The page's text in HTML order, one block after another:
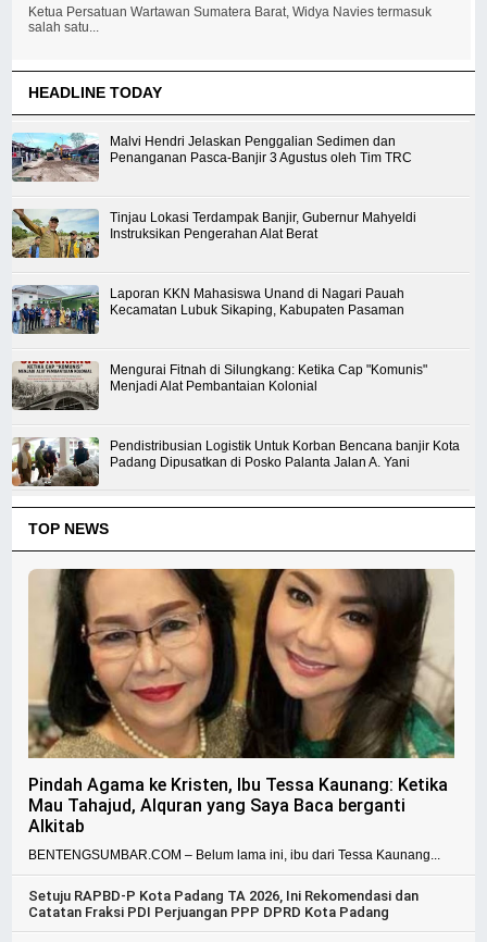
Ketua Persatuan Wartawan Sumatera Barat, Widya Navies termasuk
salah satu...
HEADLINE TODAY
Malvi Hendri Jelaskan Penggalian Sedimen dan
Penanganan Pasca-Banjir 3 Agustus oleh Tim TRC
Tinjau Lokasi Terdampak Banjir, Gubernur Mahyeldi
Instruksikan Pengerahan Alat Berat
Laporan KKN Mahasiswa Unand di Nagari Pauah
Kecamatan Lubuk Sikaping, Kabupaten Pasaman
Mengurai Fitnah di Silungkang: Ketika Cap "Komunis"
Menjadi Alat Pembantaian Kolonial
Pendistribusian Logistik Untuk Korban Bencana banjir Kota
Padang Dipusatkan di Posko Palanta Jalan A. Yani
TOP NEWS
Pindah Agama ke Kristen, Ibu Tessa Kaunang: Ketika
Mau Tahajud, Alquran yang Saya Baca berganti
Alkitab
BENTENGSUMBAR.COM – Belum lama ini, ibu dari Tessa Kaunang...
Setuju RAPBD-P Kota Padang TA 2026, Ini Rekomendasi dan
Catatan Fraksi PDI Perjuangan PPP DPRD Kota Padang